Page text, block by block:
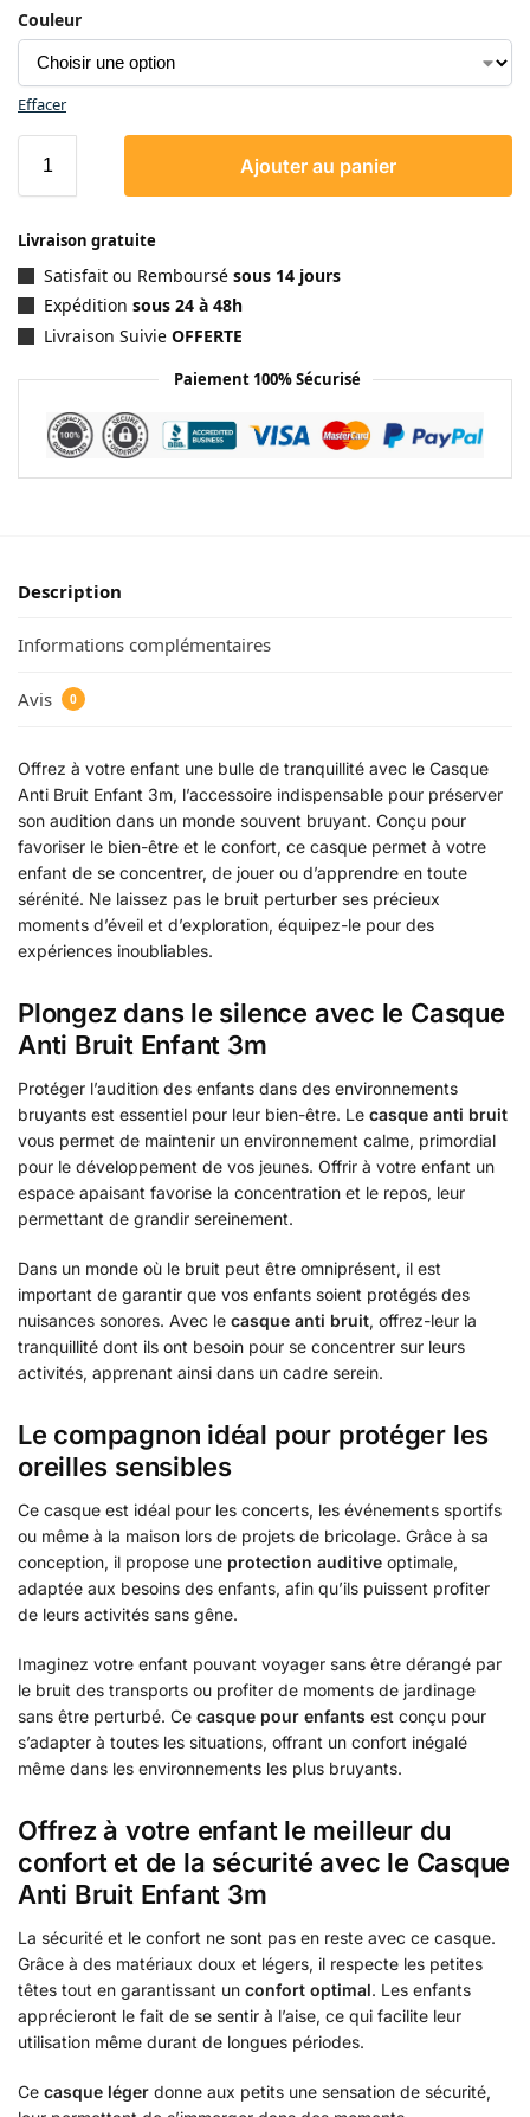
Couleur
Effacer
Ajouter au panier
Livraison gratuite
Satisfait ou Remboursé sous 14 jours
Expédition sous 24 à 48h
Livraison Suivie OFFERTE
Paiement 100% Sécurisé
Description
Informations complémentaires
Avis 0
Offrez à votre enfant une bulle de tranquillité avec le Casque
Anti Bruit Enfant 3m, l’accessoire indispensable pour préserver
son audition dans un monde souvent bruyant. Conçu pour
favoriser le bien-être et le confort, ce casque permet à votre
enfant de se concentrer, de jouer ou d’apprendre en toute
sérénité. Ne laissez pas le bruit perturber ses précieux
moments d’éveil et d’exploration, équipez-le pour des
expériences inoubliables.
Plongez dans le silence avec le Casque
Anti Bruit Enfant 3m
Protéger l’audition des enfants dans des environnements
bruyants est essentiel pour leur bien-être. Le casque anti bruit
vous permet de maintenir un environnement calme, primordial
pour le développement de vos jeunes. Offrir à votre enfant un
espace apaisant favorise la concentration et le repos, leur
permettant de grandir sereinement.
Dans un monde où le bruit peut être omniprésent, il est
important de garantir que vos enfants soient protégés des
nuisances sonores. Avec le casque anti bruit, offrez-leur la
tranquillité dont ils ont besoin pour se concentrer sur leurs
activités, apprenant ainsi dans un cadre serein.
Le compagnon idéal pour protéger les
oreilles sensibles
Ce casque est idéal pour les concerts, les événements sportifs
ou même à la maison lors de projets de bricolage. Grâce à sa
conception, il propose une protection auditive optimale,
adaptée aux besoins des enfants, afin qu’ils puissent profiter
de leurs activités sans gêne.
Imaginez votre enfant pouvant voyager sans être dérangé par
le bruit des transports ou profiter de moments de jardinage
sans être perturbé. Ce casque pour enfants est conçu pour
s’adapter à toutes les situations, offrant un confort inégalé
même dans les environnements les plus bruyants.
Offrez à votre enfant le meilleur du
confort et de la sécurité avec le Casque
Anti Bruit Enfant 3m
La sécurité et le confort ne sont pas en reste avec ce casque.
Grâce à des matériaux doux et légers, il respecte les petites
têtes tout en garantissant un confort optimal. Les enfants
apprécieront le fait de se sentir à l’aise, ce qui facilite leur
utilisation même durant de longues périodes.
Ce casque léger donne aux petits une sensation de sécurité,